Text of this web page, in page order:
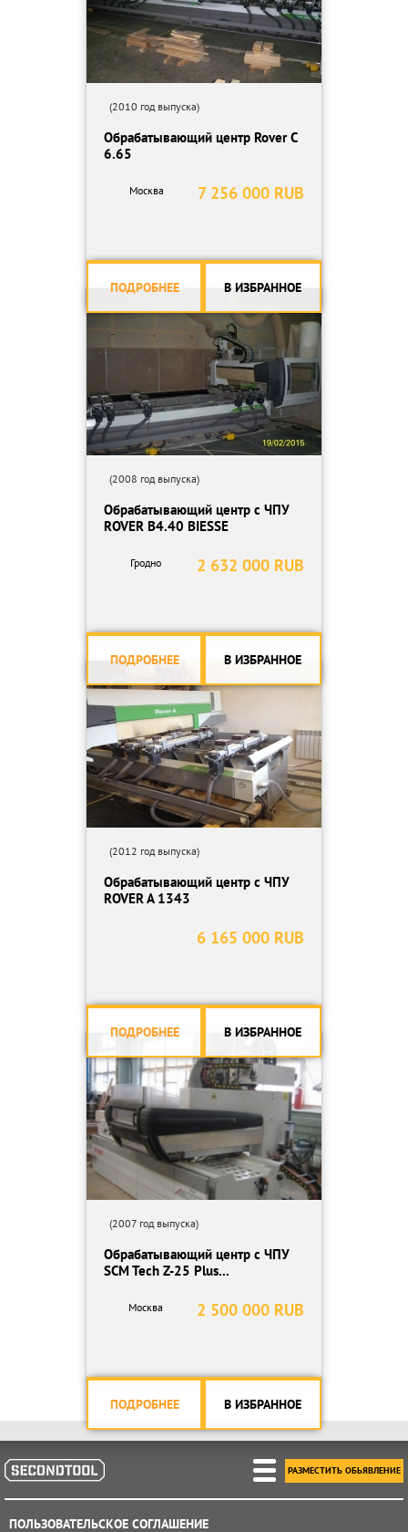
мин, тип зажима ISO30
Автоматическая смена инструмента
(2010 год выпуска)
Обрабатывающий центр Rover C
6.65
7 256 000 RUB
Москва
ПОДРОБНЕЕ В ИЗБРАННОЕ
(2008 год выпуска)
Обрабатывающий центр с ЧПУ
ROVER B4.40 BIESSE
2 632 000 RUB
Гродно
ПОДРОБНЕЕ В ИЗБРАННОЕ
(2012 год выпуска)
Обрабатывающий центр с ЧПУ
ROVER A 1343
6 165 000 RUB
ПОДРОБНЕЕ В ИЗБРАННОЕ
(2007 год выпуска)
Обрабатывающий центр с ЧПУ
SCM Tech Z-25 Plus...
2 500 000 RUB
Москва
ПОДРОБНЕЕ В ИЗБРАННОЕ
ПОЛЬЗОВАТЕЛЬСКОЕ СОГЛАШЕНИЕ
РАЗМЕСТИТЬ ОБЬЯВЛЕНИЕ